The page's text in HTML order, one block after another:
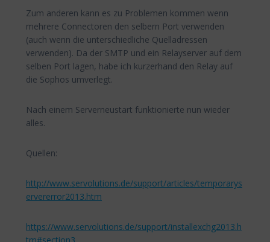
Zum anderen kann es zu Problemen kommen wenn
mehrere Connectoren den selbern Port verwenden
(auch wenn die unterschiedliche Quelladressen
verwenden). Da der SMTP und ein Relayserver auf dem
selben Port lagen, habe ich kurzerhand den Relay auf
die Sophos umverlegt.
Nach einem Serverneustart funktionierte nun wieder
alles.
Quellen:
http://www.servolutions.de/support/articles/temporarys
ervererror2013.htm
https://www.servolutions.de/support/installexchg2013.h